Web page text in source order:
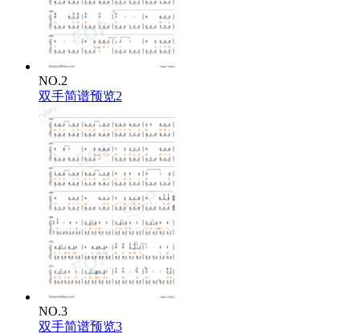
NO.2
双手简谱预览2
NO.3
双手简谱预览3